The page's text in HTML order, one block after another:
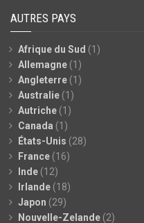
AUTRES PAYS
Afrique du Sud (1)
Allemagne (1)
Angleterre (1)
Australie (1)
Autriche (1)
Canada (1)
États-Unis (28)
France (16)
Inde (12)
Irlande (18)
Japon (29)
Nouvelle-Zelande (2)